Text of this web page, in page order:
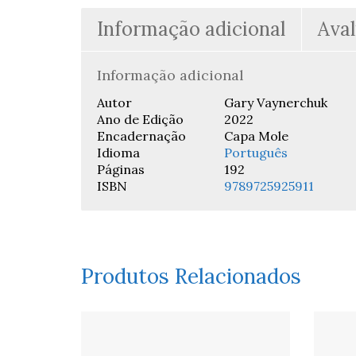
Informação adicional
Informação adicional
Autor
Gary Vaynerchuk
Ano de Edição
2022
Encadernação
Capa Mole
Idioma
Português
Páginas
192
ISBN
9789725925911
Produtos Relacionados